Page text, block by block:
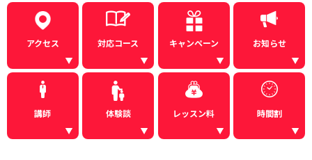
アクセス 対応コース キャンペーン お知らせ
講師 体験談 レッスン料 時間割